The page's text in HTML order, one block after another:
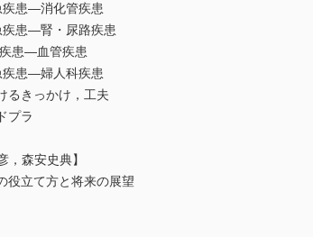
患—消化管疾患
患—腎・尿路疾患
患—血管疾患
患—婦人科疾患
きっかけ，工夫
プラ
森安史典】
立て方と将来の展望